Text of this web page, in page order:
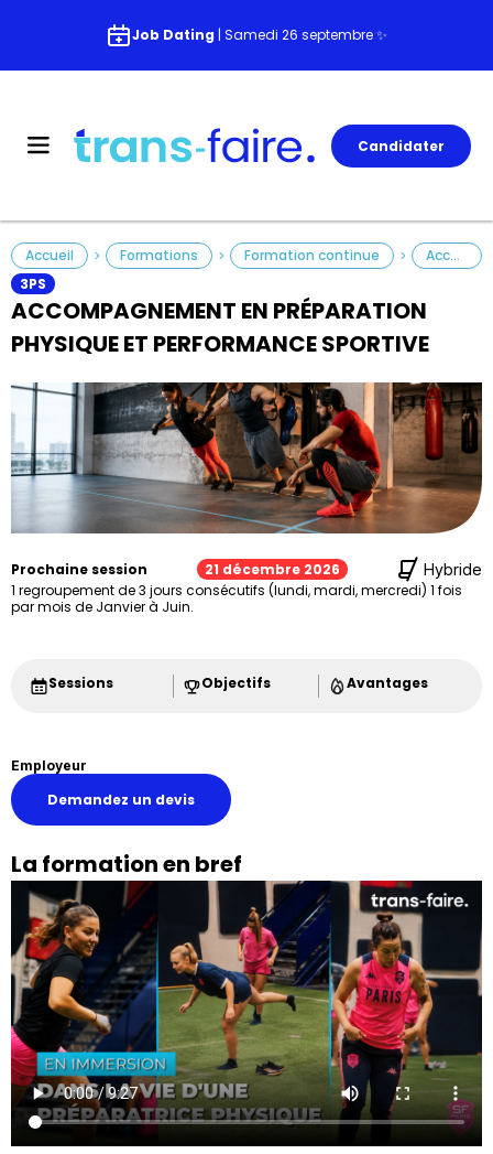
Job Dating | Samedi 26 septembre ✨
Candidater
3PS
Accueil > Formations > Formation continue > Accompagnement en Préparation Physique et Performance Sportive
ACCOMPAGNEMENT EN PRÉPARATION
PHYSIQUE ET PERFORMANCE SPORTIVE
Prochaine session 21 décembre 2026
Hybride
1 regroupement de 3 jours consécutifs (lundi, mardi, mercredi) 1 fois
par mois de Janvier à Juin.
Sessions Objectifs Avantages
Employeur
Demandez un devis
La formation en bref